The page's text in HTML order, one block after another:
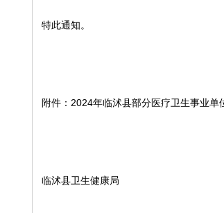
特此通知。
附件：2024年临沭县部分医疗卫生事业单
临沭县卫生健康局